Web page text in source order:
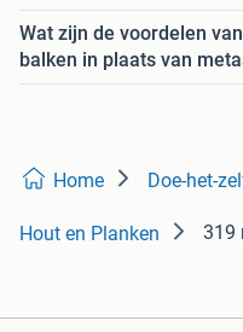
Wat zijn de voordelen
balken in plaats van
Home Doe-het-
Hout en Planken 319